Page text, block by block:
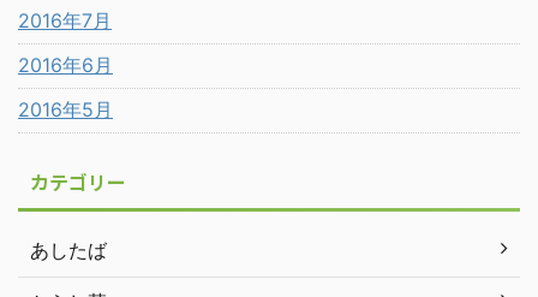
2016年7月
2016年6月
2016年5月
カテゴリー
あしたば